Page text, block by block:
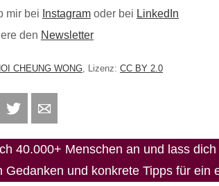
mir bei Instagram oder bei LinkedIn
den Newsletter
CHEUNG WONG , Lizenz: CC BY 2.0
Twitter
40.000+ Menschen an und lass
Gedanken und konkrete Tipps für ein